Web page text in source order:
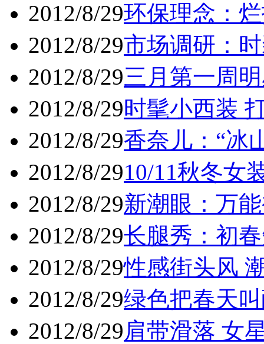
2012/8/29环保理念：
2012/8/29市场调研：
2012/8/29三月第一周
2012/8/29时髦小西装
2012/8/29香奈儿：“冰
2012/8/2910/11秋冬女
2012/8/29新潮眼：万
2012/8/29长腿秀：初
2012/8/29性感街头风
2012/8/29绿色把春天
2012/8/29肩带滑落 女